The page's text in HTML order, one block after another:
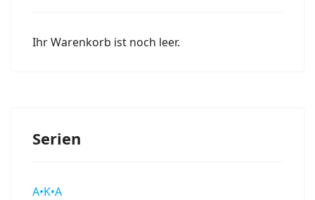
Ihr Warenkorb ist noch leer.
Serien
A•K•A